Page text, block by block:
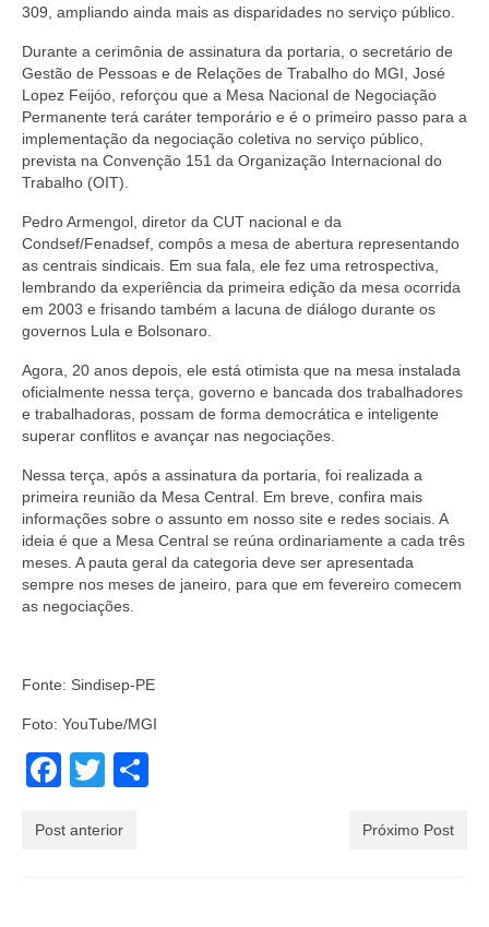
309, ampliando ainda mais as disparidades no serviço público.
Durante a cerimônia de assinatura da portaria, o secretário de
Gestão de Pessoas e de Relações de Trabalho do MGI, José
Lopez Feijóo, reforçou que a Mesa Nacional de Negociação
Permanente terá caráter temporário e é o primeiro passo para a
implementação da negociação coletiva no serviço público,
prevista na Convenção 151 da Organização Internacional do
Trabalho (OIT).
Pedro Armengol, diretor da CUT nacional e da
Condsef/Fenadsef, compôs a mesa de abertura representando
as centrais sindicais. Em sua fala, ele fez uma retrospectiva,
lembrando da experiência da primeira edição da mesa ocorrida
em 2003 e frisando também a lacuna de diálogo durante os
governos Lula e Bolsonaro.
Agora, 20 anos depois, ele está otimista que na mesa instalada
oficialmente nessa terça, governo e bancada dos trabalhadores
e trabalhadoras, possam de forma democrática e inteligente
superar conflitos e avançar nas negociações.
Nessa terça, após a assinatura da portaria, foi realizada a
primeira reunião da Mesa Central. Em breve, confira mais
informações sobre o assunto em nosso site e redes sociais. A
ideia é que a Mesa Central se reúna ordinariamente a cada três
meses. A pauta geral da categoria deve ser apresentada
sempre nos meses de janeiro, para que em fevereiro comecem
as negociações.
Fonte: Sindisep-PE
Foto: YouTube/MGI
Facebook
Twitter
Post anterior Próximo Post